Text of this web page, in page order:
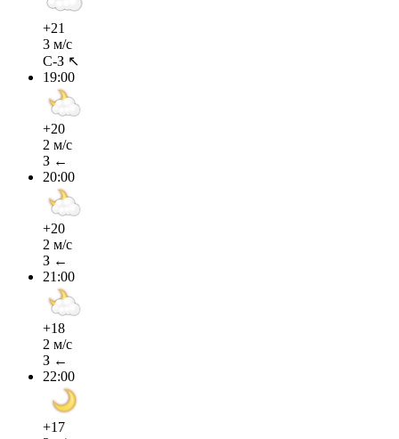
+21
3 м/с
С-З ↖
19:00
+20
2 м/с
З ←
20:00
+20
2 м/с
З ←
21:00
+18
2 м/с
З ←
22:00
+17